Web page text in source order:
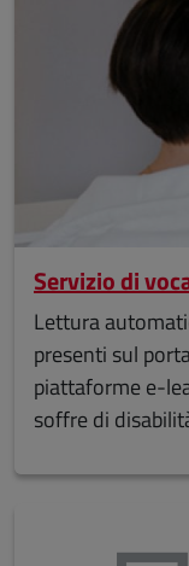
Servizio di
Lettura
presenti sul
piattaforme e-
soffre di